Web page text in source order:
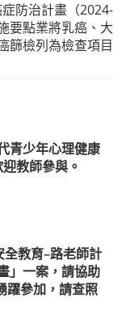
防治計畫（2024-
要點業將乳癌、大
篩檢列為檢查項目
青少年心理健康
教師參與。
教育–路老師計
」一案，請協助
躍參加，請查照